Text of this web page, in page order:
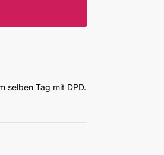
selben Tag mit DPD.